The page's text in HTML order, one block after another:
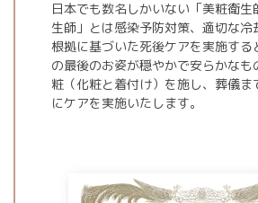
日本でも数名しかいない「美粧衛生
生師」とは感染予防対策、適切な冷
根拠に基づいた死後ケアを実施する
の最後のお姿が穏やかで安らかなも
粧（化粧と着付け）を施し、葬儀ま
にケアを実施いたします。